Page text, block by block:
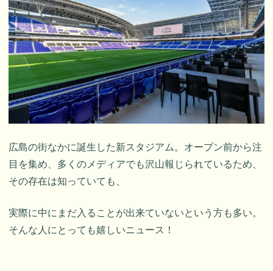
広島の街なかに誕生した新スタジアム。オープン前から注
目を集め、多くのメディアでも沢山報じられているため、
その存在は知っていても、
実際に中にまだ入ることが出来ていないという方も多い。
そんな人にとっても嬉しいニュース！